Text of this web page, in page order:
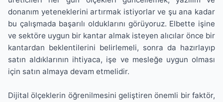
donanım yeteneklerini artırmak istiyorlar ve şu ana kadar
bu çalışmada başarılı olduklarını görüyoruz. Elbette işine
ve sektöre uygun bir kantar almak isteyen alıcılar önce bir
kantardan beklentilerini belirlemeli, sonra da hazırlayıp
satın aldıklarının ihtiyaca, işe ve mesleğe uygun olması
için satın almaya devam etmelidir.
Dijital ölçeklerin öğrenilmesini geliştiren önemli bir faktör,